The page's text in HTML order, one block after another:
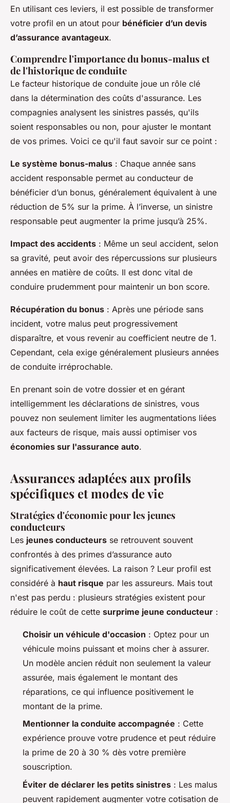
En utilisant ces leviers, il est possible de transformer
votre profil en un atout pour bénéficier d’un devis
d’assurance avantageux.
Comprendre l'importance du bonus-malus et
de l'historique de conduite
Le facteur historique de conduite joue un rôle clé
dans la détermination des coûts d'assurance. Les
compagnies analysent les sinistres passés, qu'ils
soient responsables ou non, pour ajuster le montant
de vos primes. Voici ce qu'il faut savoir sur ce point :
Le système bonus-malus : Chaque année sans
accident responsable permet au conducteur de
bénéficier d’un bonus, généralement équivalent à une
réduction de 5% sur la prime. À l’inverse, un sinistre
responsable peut augmenter la prime jusqu’à 25%.
Impact des accidents : Même un seul accident, selon
sa gravité, peut avoir des répercussions sur plusieurs
années en matière de coûts. Il est donc vital de
conduire prudemment pour maintenir un bon score.
Récupération du bonus : Après une période sans
incident, votre malus peut progressivement
disparaître, et vous revenir au coefficient neutre de 1.
Cependant, cela exige généralement plusieurs années
de conduite irréprochable.
En prenant soin de votre dossier et en gérant
intelligemment les déclarations de sinistres, vous
pouvez non seulement limiter les augmentations liées
aux facteurs de risque, mais aussi optimiser vos
économies sur l'assurance auto.
Assurances adaptées aux profils
spécifiques et modes de vie
Stratégies d'économie pour les jeunes
conducteurs
Les jeunes conducteurs se retrouvent souvent
confrontés à des primes d’assurance auto
significativement élevées. La raison ? Leur profil est
considéré à haut risque par les assureurs. Mais tout
n'est pas perdu : plusieurs stratégies existent pour
réduire le coût de cette surprime jeune conducteur :
Choisir un véhicule d'occasion : Optez pour un
véhicule moins puissant et moins cher à assurer.
Un modèle ancien réduit non seulement la valeur
assurée, mais également le montant des
réparations, ce qui influence positivement le
montant de la prime.
Mentionner la conduite accompagnée : Cette
expérience prouve votre prudence et peut réduire
la prime de 20 à 30 % dès votre première
souscription.
Éviter de déclarer les petits sinistres : Les malus
peuvent rapidement augmenter votre cotisation de